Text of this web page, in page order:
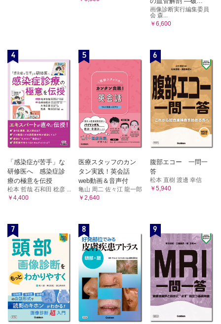
画像診断実行編集委員
会 森...
￥6,600
4
「感染症が苦手」な
研修医へ 感染症診
療の極意を伝授
松本 哲哉 石和田 稔彦 ...
￥4,400
5
医療スタッフのカン
タン実践！英会話
web動画＆音声付
亀山 周二 佐々江 龍一郎
￥2,640
6
腹部エコー 一問一
答
松本 直樹 渡邊 幸信
￥5,940
7 8 9